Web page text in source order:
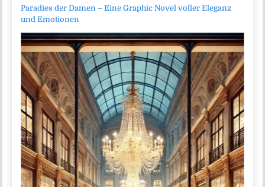
Paradies der Damen – Eine Graphic Novel voller Eleganz
und Emotionen